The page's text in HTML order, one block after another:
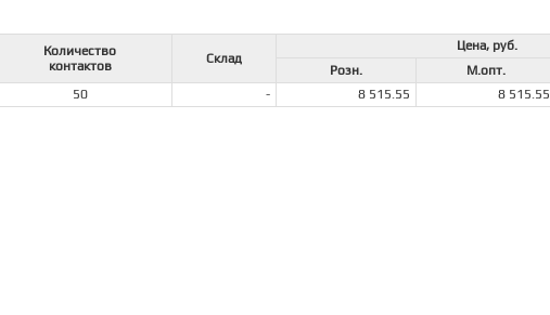
Количество
контактов
Склад
Цена, руб.
Розн. М.опт.
50 - 8 515.55 8 515.55